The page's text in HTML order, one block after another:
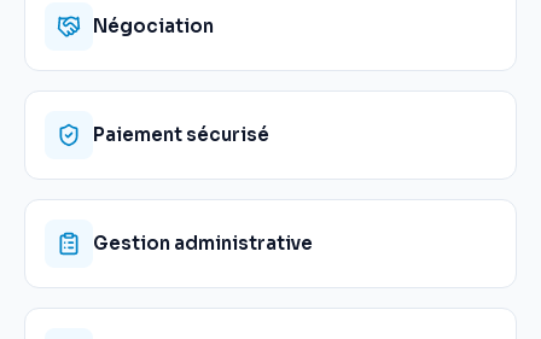
Négociation
Paiement sécurisé
Gestion administrative